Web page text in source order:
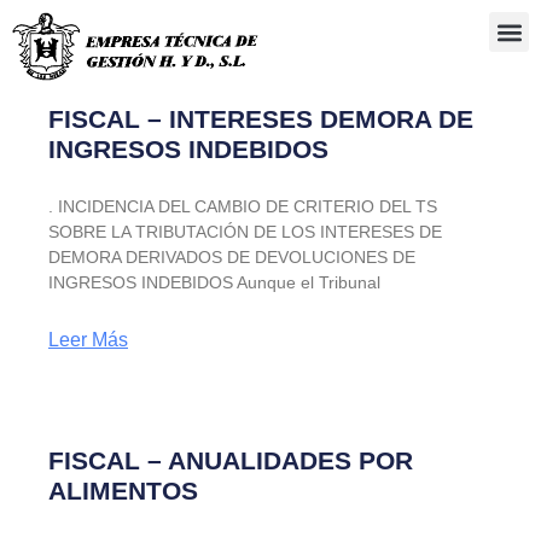
FISCAL – INTERESES DEMORA DE
INGRESOS INDEBIDOS
. INCIDENCIA DEL CAMBIO DE CRITERIO DEL TS
SOBRE LA TRIBUTACIÓN DE LOS INTERESES DE
DEMORA DERIVADOS DE DEVOLUCIONES DE
INGRESOS INDEBIDOS Aunque el Tribunal
Leer Más
FISCAL – ANUALIDADES POR
ALIMENTOS